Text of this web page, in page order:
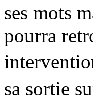
ses mots
pourra
sa sortie